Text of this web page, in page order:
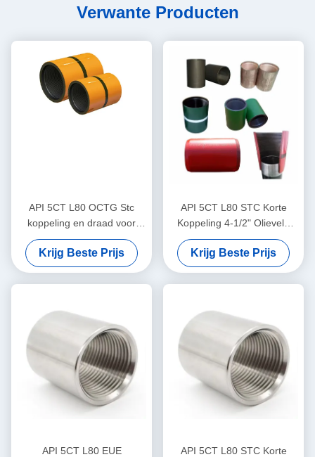
Verwante Producten
API 5CT L80 OCTG Stc
koppeling en draad voor
behuizing en buizen
Krijg Beste Prijs
API 5CT L80 STC Korte
Koppeling 4-1/2" Olieveld
Aardgas Opvangleiding
Connector
Krijg Beste Prijs
API 5CT L80 EUE
API 5CT L80 STC Korte